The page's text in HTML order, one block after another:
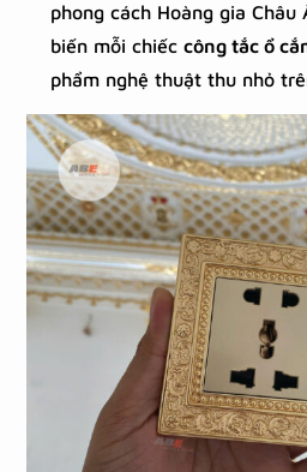
phong cách Hoàng gia Châu
biến mỗi chiếccông tắc ổ
phẩm nghệ thuật thu nhỏ